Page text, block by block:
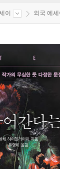
이 외국 에세